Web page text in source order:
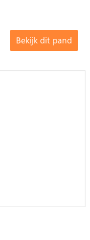
Bekijk dit pand